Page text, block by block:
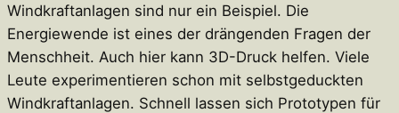
Windkraftanlagen sind nur ein Beispiel. Die
Energiewende ist eines der drängenden Fragen der
Menschheit. Auch hier kann 3D-Druck helfen. Viele
Leute experimentieren schon mit selbstgeduckten
Windkraftanlagen. Schnell lassen sich Prototypen für